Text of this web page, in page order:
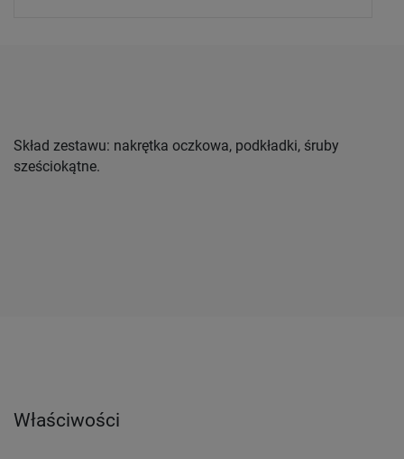
Skład zestawu: nakrętka oczkowa, podkładki, śruby
sześciokątne.
Właściwości